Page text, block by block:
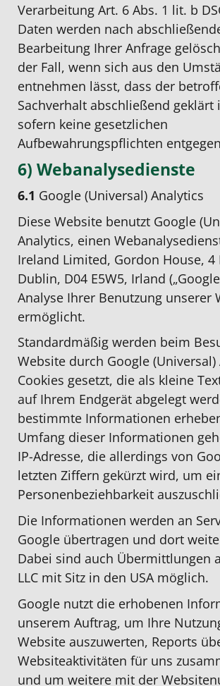
Verarbeitung Art. 6 Abs. 1 lit. b
Daten werden nach
Bearbeitung Ihrer Anfrage
der Fall, wenn sich aus den
entnehmen lässt, dass der
Sachverhalt abschließend geklärt
sofern keine gesetzlichen
Aufbewahrungspflichten
6) Webanalysedienste
6.1 Google (Universal) Analytics
Diese Website benutzt Google
Analytics, einen
Ireland Limited, Gordon House, 4
Dublin, D04 E5W5, Irland
Analyse Ihrer Benutzung unserer
ermöglicht.
Standardmäßig werden beim
Website durch Google (Universal)
Cookies gesetzt, die als kleine
auf Ihrem Endgerät abgelegt
bestimmte Informationen
Umfang dieser Informationen
IP-Adresse, die allerdings von
letzten Ziffern gekürzt wird, um
Personenbeziehbarkeit
Die Informationen werden an
Google übertragen und dort
Dabei sind auch Übermittlungen
LLC mit Sitz in den USA möglich.
Google nutzt die erhobenen
unserem Auftrag, um Ihre
Website auszuwerten, Reports
Websiteaktivitäten für uns
und um weitere mit der